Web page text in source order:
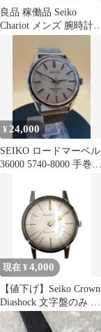
良品 稼働品 Seiko
Chariot メンズ 腕時計
¥ 24,000
SEIKO ロードマーベル
36000 5740-8000 手巻き
現在 ¥ 4,000
【値下げ】Seiko Crown
Diashock 文字盤のみ 動
作未確認